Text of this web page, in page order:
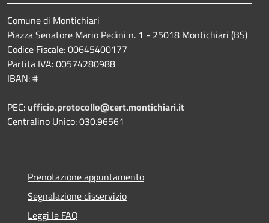
Comune di Montichiari
Piazza Senatore Mario Pedini n. 1 - 25018 Montichiari (BS)
Codice Fiscale: 00645400177
Partita IVA: 00574280988
IBAN: #
PEC: ufficio.protocollo@cert.montichiari.it
Centralino Unico: 030.96561
Prenotazione appuntamento
Segnalazione disservizio
Leggi le FAQ